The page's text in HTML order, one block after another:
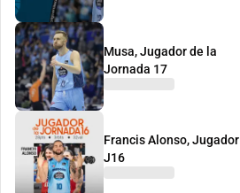
Musa, Jugador de la
Jornada 17
Francis Alonso, Jugador
J16